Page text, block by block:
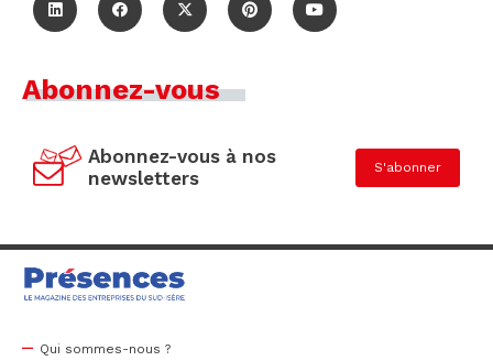
Abonnez-vous
Abonnez-vous à nos
newsletters
S'abonner
Qui sommes-nous ?